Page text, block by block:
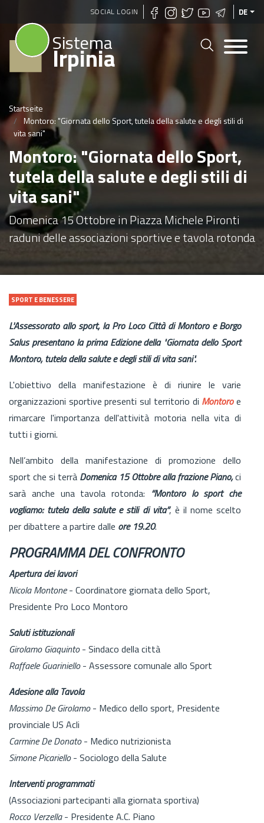
Direkt
zum
SOCIAL LOGIN DE
Sistema
Irpinia
Startseite
Montoro: "Giornata dello Sport, tutela della salute e degli stili di
vita sani"
Montoro: "Giornata dello Sport,
tutela della salute e degli stili di
vita sani"
Domenica 15 Ottobre in Piazza Michele Pironti
raduni delle associazioni sportive e tavola rotonda
SPORT E BENESSERE
L'Assessorato allo sport, la Pro Loco Città di Montoro e Borgo
Salus presentano la prima Edizione della "Giornata dello Sport
Montoro, tutela della salute e degli stili di vita sani".
L'obiettivo della manifestazione è di riunire le varie
organizzazioni sportive presenti sul territorio di Montoroe
rimarcare l'importanza dell'attività motoria nella vita di
tutti i giorni.
Nell’ambito della manifestazione di promozione dello
sport che si terrà Domenica 15 Ottobre alla frazione Piano,ci
sarà anche una tavola rotonda: “Montoro lo sport che
vogliamo: tutela della salute e stili di vita”, è il nome scelto
per dibattere a partire dalle ore 19.20.
PROGRAMMA DEL CONFRONTO
Apertura dei lavori
Nicola Montone- Coordinatore giornata dello Sport,
Presidente Pro Loco Montoro
Saluti istituzionali
Girolamo Giaquinto- Sindaco della città
Raffaele Guariniello- Assessore comunale allo Sport
Adesione alla Tavola
Massimo De Girolamo- Medico dello sport, Presidente
provinciale US Acli
Carmine De Donato- Medico nutrizionista
Simone Picariello- Sociologo della Salute
Interventi programmati
(Associazioni partecipanti alla giornata sportiva)
Rocco Verzella- Presidente A.C. Piano